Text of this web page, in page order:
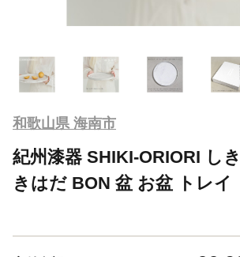
和歌山県 海南市
紀州漆器 SHIKI-ORIORI し
きはだ BON 盆 お盆 トレイ